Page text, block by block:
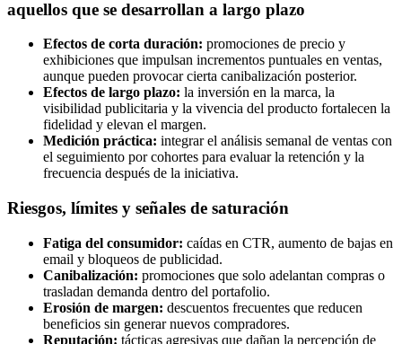
aquellos que se desarrollan a largo plazo
Efectos de corta duración: promociones de precio y
exhibiciones que impulsan incrementos puntuales en ventas,
aunque pueden provocar cierta canibalización posterior.
Efectos de largo plazo: la inversión en la marca, la
visibilidad publicitaria y la vivencia del producto fortalecen la
fidelidad y elevan el margen.
Medición práctica: integrar el análisis semanal de ventas con
el seguimiento por cohortes para evaluar la retención y la
frecuencia después de la iniciativa.
Riesgos, límites y señales de saturación
Fatiga del consumidor: caídas en CTR, aumento de bajas en
email y bloqueos de publicidad.
Canibalización: promociones que solo adelantan compras o
trasladan demanda dentro del portafolio.
Erosión de margen: descuentos frecuentes que reducen
beneficios sin generar nuevos compradores.
Reputación: tácticas agresivas que dañan la percepción de